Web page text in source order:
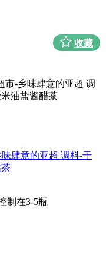
制在3-5瓶
收藏